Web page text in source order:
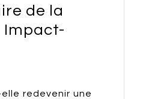
de la
Impact-
redevenir une